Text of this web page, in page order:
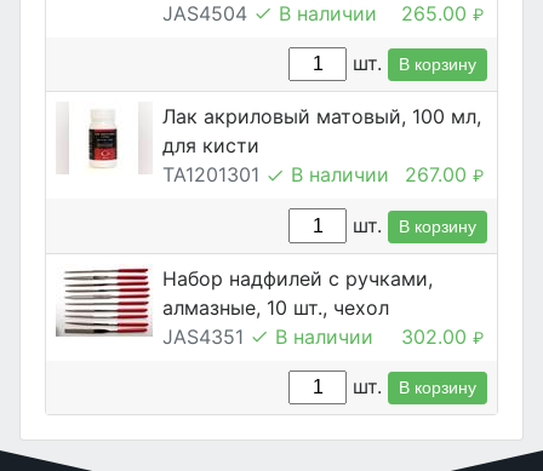
JAS4504
В наличии 265.00 ₽
шт. В корзину
Лак акриловый матовый, 100 мл,
для кисти
TA1201301
В наличии 267.00 ₽
шт. В корзину
Набор надфилей с ручками,
алмазные, 10 шт., чехол
JAS4351
В наличии 302.00 ₽
шт. В корзину